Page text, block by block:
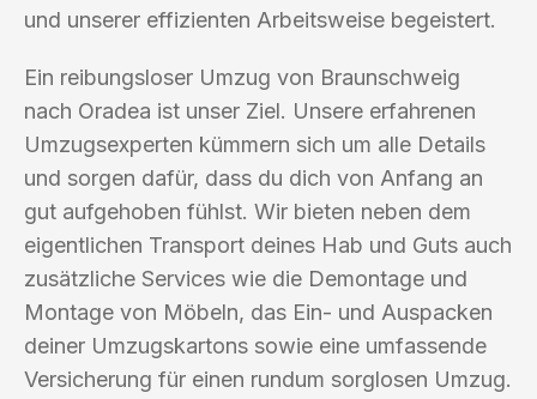
und unserer effizienten Arbeitsweise begeistert.
Ein reibungsloser Umzug von Braunschweig
nach Oradea ist unser Ziel. Unsere erfahrenen
Umzugsexperten kümmern sich um alle Details
und sorgen dafür, dass du dich von Anfang an
gut aufgehoben fühlst. Wir bieten neben dem
eigentlichen Transport deines Hab und Guts auch
zusätzliche Services wie die Demontage und
Montage von Möbeln, das Ein- und Auspacken
deiner Umzugskartons sowie eine umfassende
Versicherung für einen rundum sorglosen Umzug.